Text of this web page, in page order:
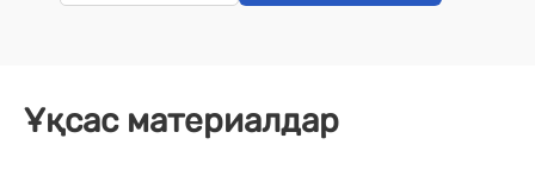
Ұқсас материалдар